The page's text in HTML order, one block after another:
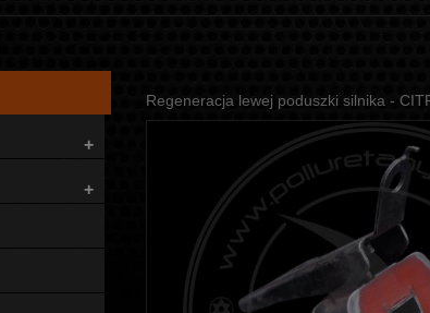
+
+
Regeneracja lewej poduszki silnika -